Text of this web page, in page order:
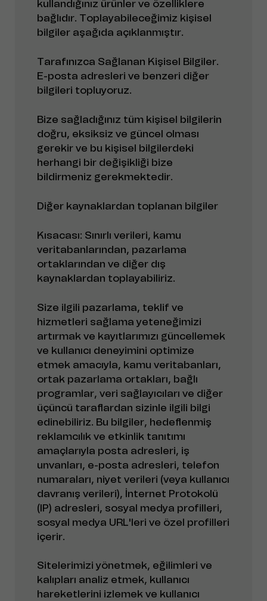
kullandığınız ürünler ve özelliklere
bağlıdır. Toplayabileceğimiz kişisel
bilgiler aşağıda açıklanmıştır.
Tarafınızca Sağlanan Kişisel Bilgiler.
E-posta adresleri ve benzeri diğer
bilgileri topluyoruz.
Bize sağladığınız tüm kişisel bilgilerin
doğru, eksiksiz ve güncel olması
gerekir ve bu kişisel bilgilerdeki
herhangi bir değişikliği bize
bildirmeniz gerekmektedir.
Diğer kaynaklardan toplanan bilgiler
Kısacası: Sınırlı verileri, kamu
veritabanlarından, pazarlama
ortaklarından ve diğer dış
kaynaklardan toplayabiliriz.
Size ilgili pazarlama, teklif ve
hizmetleri sağlama yeteneğimizi
artırmak ve kayıtlarımızı güncellemek
ve kullanıcı deneyimini optimize
etmek amacıyla, kamu veritabanları,
ortak pazarlama ortakları, bağlı
programlar, veri sağlayıcıları ve diğer
üçüncü taraflardan sizinle ilgili bilgi
edinebiliriz. Bu bilgiler, hedeflenmiş
reklamcılık ve etkinlik tanıtımı
amaçlarıyla posta adresleri, iş
unvanları, e-posta adresleri, telefon
numaraları, niyet verileri (veya kullanıcı
davranış verileri), İnternet Protokolü
(IP) adresleri, sosyal medya profilleri,
sosyal medya URL'leri ve özel profilleri
içerir.
Sitelerimizi yönetmek, eğilimleri ve
kalıpları analiz etmek, kullanıcı
hareketlerini izlemek ve kullanıcı